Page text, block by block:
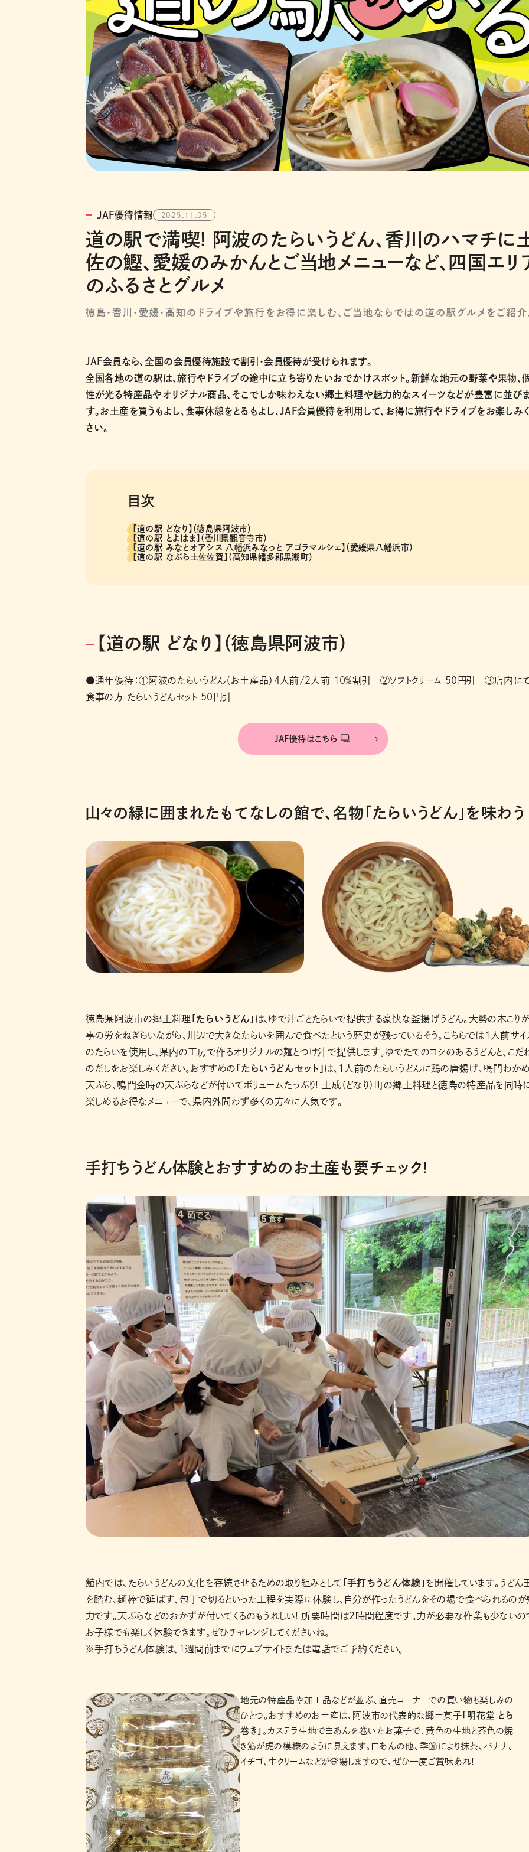
JAF優待情報 2025.11.05
道の駅で満喫! 阿波のたらいうどん、香川のハマチに
佐の鰹、愛媛のみかんとご当地メニューなど、四国エリ
のふるさとグルメ
徳島・香川・愛媛・高知のドライブや旅行をお得に楽しむ、ご当地ならではの道の駅グルメをご紹
JAF会員なら、全国の会員優待施設で割引・会員優待が受けられます。
全国各地の道の駅は、旅行やドライブの途中に立ち寄りたいおでかけスポット。新鮮な地元の野菜や果物、
性が光る特産品やオリジナル商品、そこでしか味わえない郷土料理や魅力的なスイーツなどが豊富に並び
す。お土産を買うもよし、食事休憩をとるもよし、JAF会員優待を利用して、お得に旅行やドライブをお楽しみ
さい。
目次
【道の駅 どなり】（徳島県阿波市）
【道の駅 とよはま】（香川県観音寺市）
【道の駅 みなとオアシス 八幡浜みなっと アゴラマルシェ】（愛媛県八幡浜市）
【道の駅 なぶら土佐佐賀】（高知県幡多郡黒潮町）
【道の駅 どなり】（徳島県阿波市）
●通年優待：①阿波のたらいうどん（お土産品）4人前/2人前 10％割引 ②ソフトクリーム 50円引 ③店内に
食事の方 たらいうどんセット 50円引
JAF優待はこちら
山々の緑に囲まれたもてなしの館で、名物「たらいうどん」を味わう
徳島県阿波市の郷土料理 「たらいうどん」 は、ゆで汁ごとたらいで提供する豪快な釜揚げうどん。大勢の木こり
事の労をねぎらいながら、川辺で大きなたらいを囲んで食べたという歴史が残っているそう。こちらでは1人前サイ
のたらいを使用し、県内の工房で作るオリジナルの麺とつけ汁で提供します。ゆでたてのコシのあるうどんと、こだ
のだしをお楽しみください。おすすめの 「たらいうどんセット」 は、1人前のたらいうどんに鶏の唐揚げ、鳴門わか
天ぷら、鳴門金時の天ぷらなどが付いてボリュームたっぷり! 土成（どなり）町の郷土料理と徳島の特産品を同時
楽しめるお得なメニューで、県内外問わず多くの方々に人気です。
手打ちうどん体験とおすすめのお土産も要チェック!
館内では、たらいうどんの文化を存続させるための取り組みとして 「手打ちうどん体験」を開催しています。うどん
を踏む、麺棒で延ばす、包丁で切るといった工程を実際に体験し、自分が作ったうどんをその場で食べられるの
力です。天ぷらなどのおかずが付いてくるのもうれしい! 所要時間は2時間程度です。力が必要な作業も少ないの
お子様でも楽しく体験できます。ぜひチャレンジしてくださいね。
※手打ちうどん体験は、1週間前までにウェブサイトまたは電話でご予約ください。
地元の特産品や加工品などが並ぶ、直売コーナーでの買い物も楽しみの
ひとつ。おすすめのお土産は、阿波市の代表的な郷土菓子 「明花堂 とら
巻き」 。カステラ生地で白あんを巻いたお菓子で、黄色の生地と茶色の焼
き筋が虎の模様のように見えます。白あんの他、季節により抹茶、バナナ、
イチゴ、生クリームなどが登場しますので、ぜひ一度ご賞味あれ！